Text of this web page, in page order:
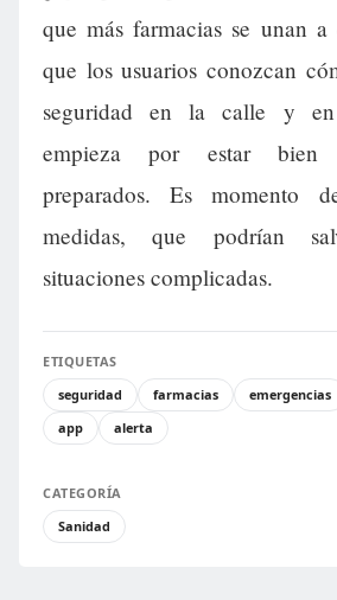
que más farmacias se unan
que los usuarios conozcan
seguridad en la calle y
empieza por estar bien
preparados. Es momento
medidas, que podrían
situaciones complicadas.
ETIQUETAS
seguridad
farmacias emergencias
app
alerta
CATEGORÍA
Sanidad